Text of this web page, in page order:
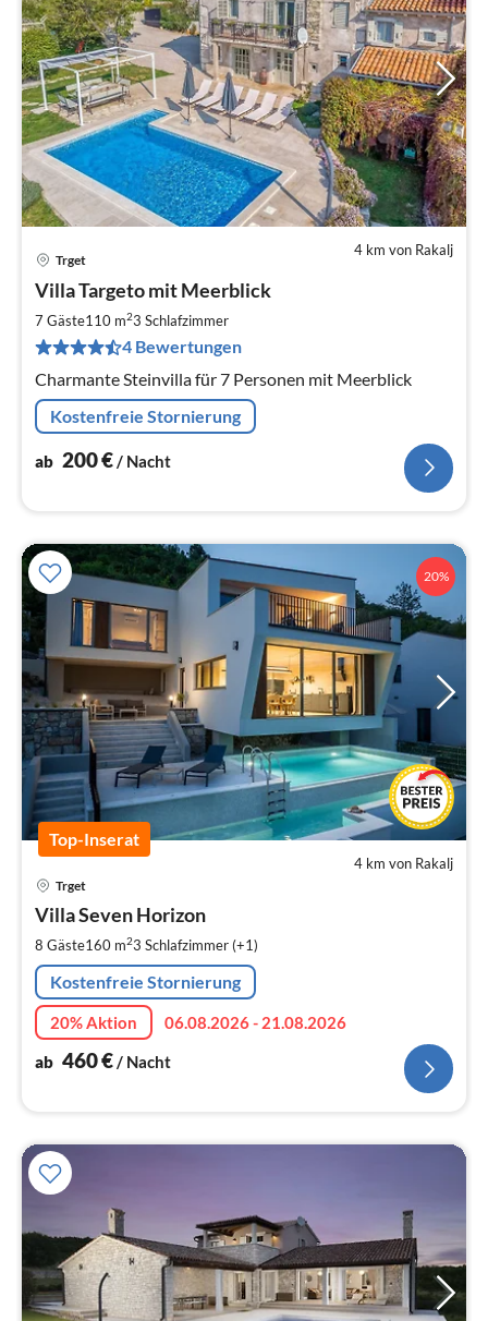
4 km von Rakalj
Trget
Villa Targeto mit Meerblick
7 Gäste110 m23 Schlafzimmer
4 Bewertungen
Charmante Steinvilla für 7 Personen mit Meerblick
Kostenfreie Stornierung
ab 200€/ Nacht
20%
Top-Inserat
4 km von Rakalj
Trget
Villa Seven Horizon
8 Gäste160 m23 Schlafzimmer (+1)
Kostenfreie Stornierung
20% Aktion
06.08.2026 - 21.08.2026
ab 460€/ Nacht